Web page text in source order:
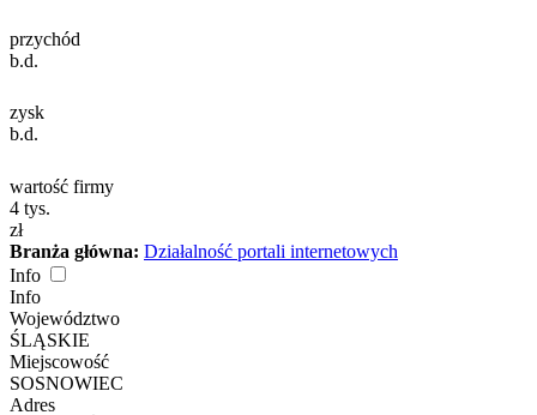
przychód
b.d.
zysk
b.d.
wartość firmy
4 tys.
zł
Branża główna: Działalność portali internetowych
Info
Info
Województwo
ŚLĄSKIE
Miejscowość
SOSNOWIEC
Adres